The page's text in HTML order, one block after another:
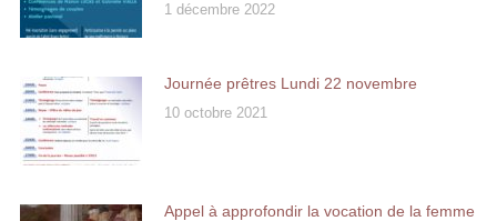
1 décembre 2022
Journée prêtres Lundi 22 novembre
10 octobre 2021
Appel à approfondir la vocation de la femme